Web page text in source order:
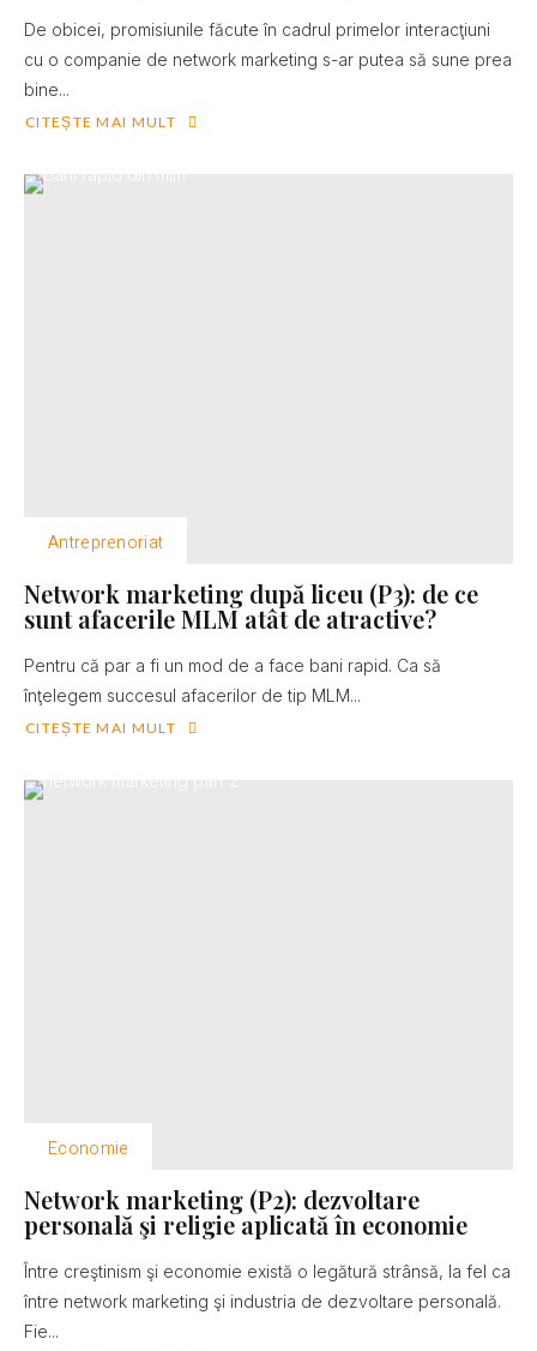
De obicei, promisiunile făcute în cadrul primelor interacţiuni
cu o companie de network marketing s-ar putea să sune prea
bine...
CITEȘTE MAI MULT
Antreprenoriat
Network marketing după liceu (P3): de ce
sunt afacerile MLM atât de atractive?
Pentru că par a fi un mod de a face bani rapid. Ca să
înţelegem succesul afacerilor de tip MLM...
CITEȘTE MAI MULT
Economie
Network marketing (P2): dezvoltare
personală şi religie aplicată în economie
Între creştinism şi economie există o legătură strânsă, la fel ca
între network marketing şi industria de dezvoltare personală.
Fie...